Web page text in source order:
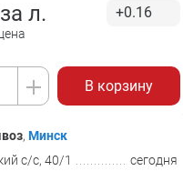
л. +0.16
В корзину
, Минск
с/с, 40/1
сегодня